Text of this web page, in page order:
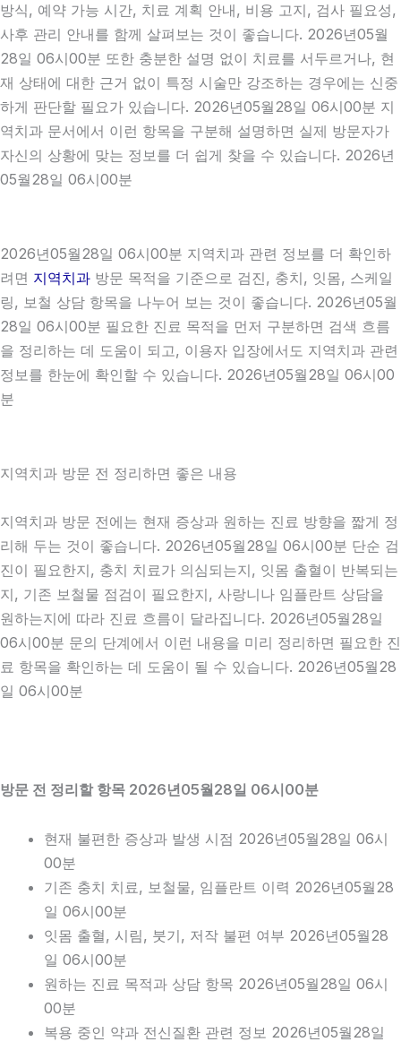
방식, 예약 가능 시간, 치료 계획 안내, 비용 고지, 검사 필요성,
사후 관리 안내를 함께 살펴보는 것이 좋습니다. 2026년05월
28일 06시00분 또한 충분한 설명 없이 치료를 서두르거나, 현
재 상태에 대한 근거 없이 특정 시술만 강조하는 경우에는 신중
하게 판단할 필요가 있습니다. 2026년05월28일 06시00분 지
역치과 문서에서 이런 항목을 구분해 설명하면 실제 방문자가
자신의 상황에 맞는 정보를 더 쉽게 찾을 수 있습니다. 2026년
05월28일 06시00분
2026년05월28일 06시00분 지역치과 관련 정보를 더 확인하
려면 지역치과 방문 목적을 기준으로 검진, 충치, 잇몸, 스케일
링, 보철 상담 항목을 나누어 보는 것이 좋습니다. 2026년05월
28일 06시00분 필요한 진료 목적을 먼저 구분하면 검색 흐름
을 정리하는 데 도움이 되고, 이용자 입장에서도 지역치과 관련
정보를 한눈에 확인할 수 있습니다. 2026년05월28일 06시00
분
지역치과 방문 전 정리하면 좋은 내용
지역치과 방문 전에는 현재 증상과 원하는 진료 방향을 짧게 정
리해 두는 것이 좋습니다. 2026년05월28일 06시00분 단순 검
진이 필요한지, 충치 치료가 의심되는지, 잇몸 출혈이 반복되는
지, 기존 보철물 점검이 필요한지, 사랑니나 임플란트 상담을
원하는지에 따라 진료 흐름이 달라집니다. 2026년05월28일
06시00분 문의 단계에서 이런 내용을 미리 정리하면 필요한 진
료 항목을 확인하는 데 도움이 될 수 있습니다. 2026년05월28
일 06시00분
방문 전 정리할 항목 2026년05월28일 06시00분
현재 불편한 증상과 발생 시점 2026년05월28일 06시
00분
기존 충치 치료, 보철물, 임플란트 이력 2026년05월28
일 06시00분
잇몸 출혈, 시림, 붓기, 저작 불편 여부 2026년05월28
일 06시00분
원하는 진료 목적과 상담 항목 2026년05월28일 06시
00분
복용 중인 약과 전신질환 관련 정보 2026년05월28일